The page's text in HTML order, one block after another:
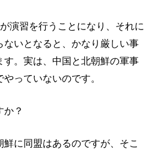
演習を行うことになり、それに
ないとなると、かなり厳しい事
。実は、中国と北朝鮮の軍事
っていないのです。
か？
に同盟はあるのですが、そこ